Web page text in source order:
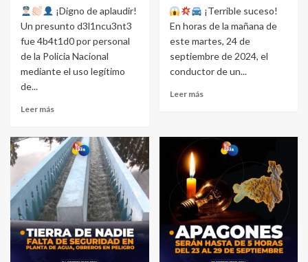
¡Digno de aplaudir!
Un presunto d3l1ncu3nt3
fue 4b4t1d0 por personal
de la Policia Nacional
mediante el uso legítimo
de...
Leer más
¡Terrible suceso!
En horas de la mañana de
este martes, 24 de
septiembre de 2024, el
conductor de un...
Leer más